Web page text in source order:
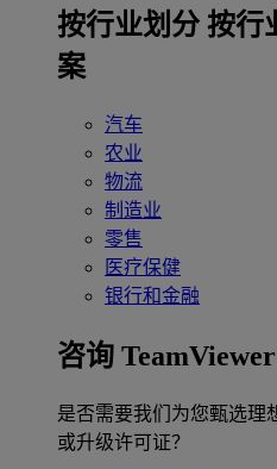
‌按行业划分 按行
案
汽车
农业
物流
制造业
零售
医疗保健
银行和金融
咨询
是否需要我们为您甄选理
或升级许可证？